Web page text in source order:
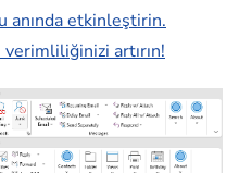
anında etkinleştirin.
artırın!